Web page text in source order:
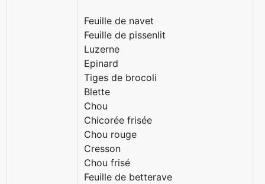
Feuille de navet
Feuille de pissenlit
Luzerne
Epinard
Tiges de brocoli
Blette
Chou
Chicorée frisée
Chou rouge
Cresson
Chou frisé
Feuille de betterave